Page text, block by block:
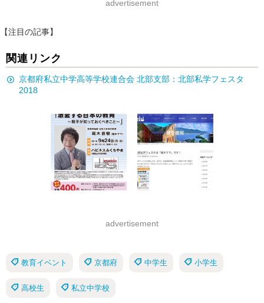
advertisement
【注目の記事】
関連リンク
京都府私立中学高等学校連合会 北部支部：北部私学フェスタ
2018
advertisement
教育イベント 京都府 中学生 小学生
高校生 私立中学校